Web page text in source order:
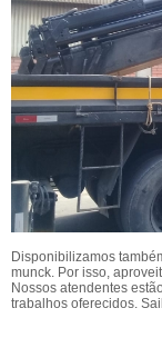
Disponibilizamos
munck. Por isso,
Nossos atendentes
trabalhos oferecidos.